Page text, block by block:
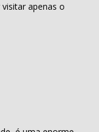
apenas o